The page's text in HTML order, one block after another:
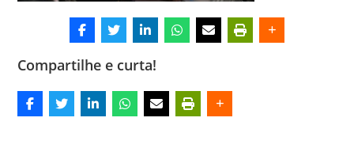
Compartilhe e curta!